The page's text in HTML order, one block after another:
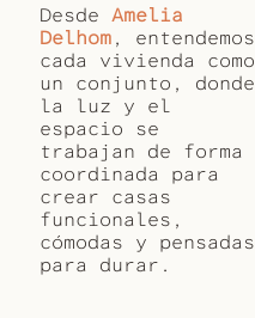
Desde Amelia
Delhom, entendemos
cada vivienda como
un conjunto, donde
la luz y el
espacio se
trabajan de forma
coordinada para
crear casas
funcionales,
cómodas y pensadas
para durar.